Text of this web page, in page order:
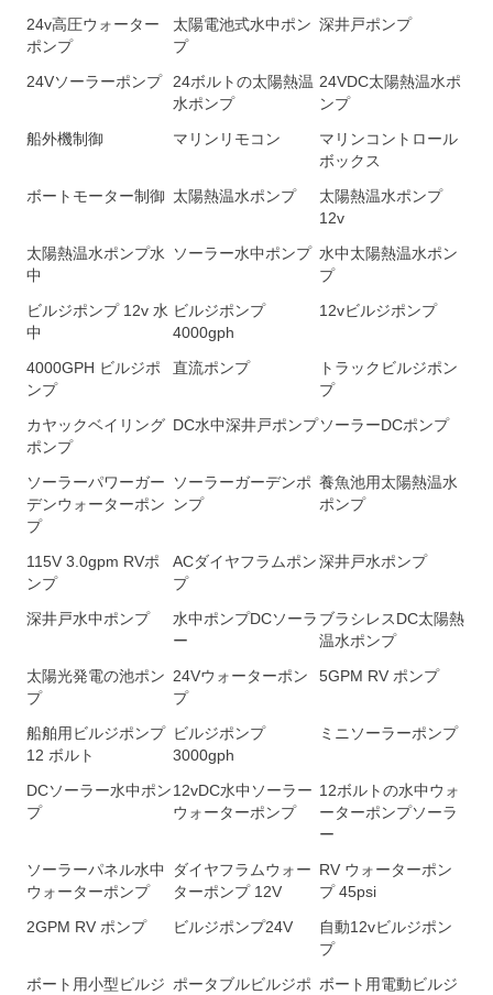
24v高圧ウォーター
ポンプ
太陽電池式水中ポン
プ
深井戸ポンプ
24Vソーラーポンプ
24ボルトの太陽熱温
水ポンプ
24VDC太陽熱温水ポ
ンプ
船外機制御
マリンリモコン
マリンコントロール
ボックス
ボートモーター制御 太陽熱温水ポンプ
太陽熱温水ポンプ
12v
太陽熱温水ポンプ水
中
ソーラー水中ポンプ 水中太陽熱温水ポン
プ
ビルジポンプ 12v 水
中
ビルジポンプ
4000gph
12vビルジポンプ
4000GPH ビルジポ
ンプ
直流ポンプ
トラックビルジポン
プ
カヤックベイリング
ポンプ
DC水中深井戸ポンプソーラーDCポンプ
ソーラーパワーガー
デンウォーターポン
プ
ソーラーガーデンポ
ンプ
養魚池用太陽熱温水
ポンプ
115V 3.0gpm RVポ
ンプ
ACダイヤフラムポン
プ
深井戸水ポンプ
深井戸水中ポンプ
水中ポンプDCソーラ
ー
ブラシレスDC太陽熱
温水ポンプ
太陽光発電の池ポン
プ
24Vウォーターポン
プ
5GPM RV ポンプ
船舶用ビルジポンプ
12 ボルト
ビルジポンプ
3000gph
ミニソーラーポンプ
DCソーラー水中ポン
プ
12vDC水中ソーラー
ウォーターポンプ
12ボルトの水中ウォ
ーターポンプソーラ
ー
ソーラーパネル水中
ウォーターポンプ
ダイヤフラムウォー
ターポンプ 12V
RV ウォーターポン
プ 45psi
2GPM RV ポンプ
ビルジポンプ24V
自動12vビルジポン
プ
ボート用小型ビルジ ポータブルビルジポ ボート用電動ビルジ